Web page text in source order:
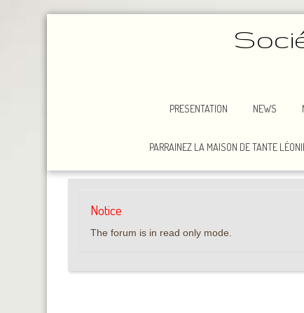
PRESENTATION NEWS
PARRAINEZ LA MAISON DE TANTE
Notice
The forum is in read only mode.